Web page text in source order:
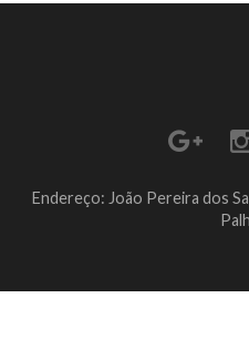
Endereço: João Pereira dos